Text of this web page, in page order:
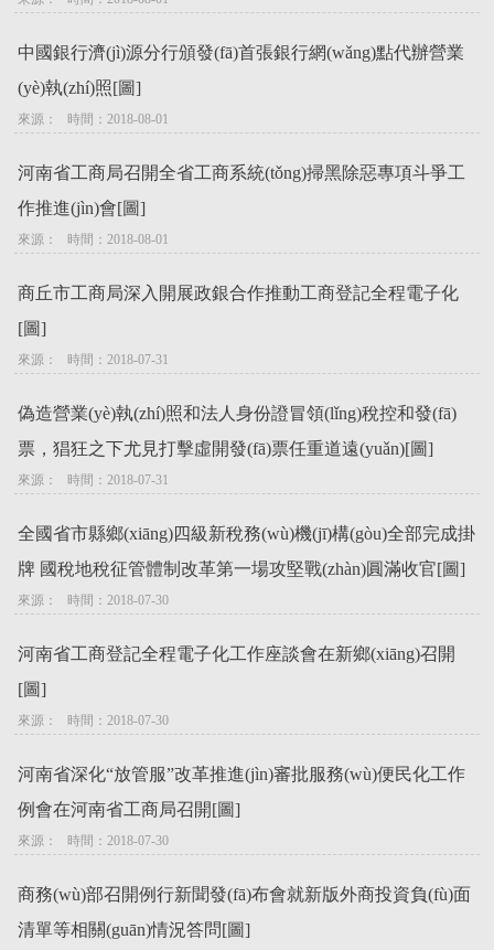
中國銀行濟(jì)源分行頒發(fā)首張銀行網(wǎng)點代辦營業
(yè)執(zhí)照[圖]
來源：   時間：2018-08-01
河南省工商局召開全省工商系統(tǒng)掃黑除惡專項斗爭工
作推進(jìn)會[圖]
來源：   時間：2018-08-01
商丘市工商局深入開展政銀合作推動工商登記全程電子化
[圖]
來源：   時間：2018-07-31
偽造營業(yè)執(zhí)照和法人身份證冒領(lǐng)稅控和發(fā)
票，猖狂之下尤見打擊虛開發(fā)票任重道遠(yuǎn)[圖]
來源：   時間：2018-07-31
全國省市縣鄉(xiāng)四級新稅務(wù)機(jī)構(gòu)全部完成掛
牌 國稅地稅征管體制改革第一場攻堅戰(zhàn)圓滿收官[圖]
來源：   時間：2018-07-30
河南省工商登記全程電子化工作座談會在新鄉(xiāng)召開
[圖]
來源：   時間：2018-07-30
河南省深化“放管服”改革推進(jìn)審批服務(wù)便民化工作
例會在河南省工商局召開[圖]
來源：   時間：2018-07-30
商務(wù)部召開例行新聞發(fā)布會就新版外商投資負(fù)面
清單等相關(guān)情況答問[圖]